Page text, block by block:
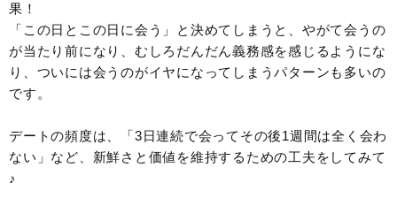
果！
「この日とこの日に会う」と決めてしまうと、やがて会うの
が当たり前になり、むしろだんだん義務感を感じるようにな
り、ついには会うのがイヤになってしまうパターンも多いの
です。
デートの頻度は、「3日連続で会ってその後1週間は全く会わ
ない」など、新鮮さと価値を維持するための工夫をしてみて
♪